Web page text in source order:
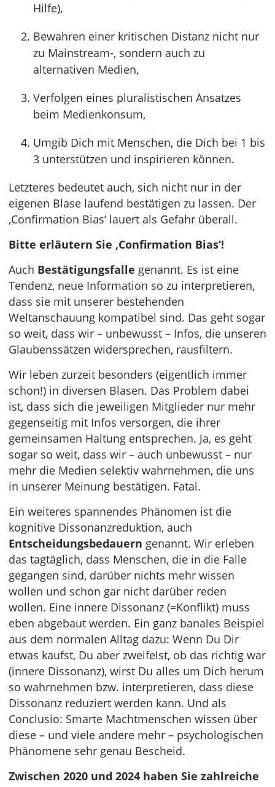
Hilfe),
Bewahren einer kritischen Distanz nicht nur
zu Mainstream-, sondern auch zu
alternativen Medien,
Verfolgen eines pluralistischen Ansatzes
beim Medienkonsum,
Umgib Dich mit Menschen, die Dich bei 1 bis
3 unterstützen und inspirieren können.
Letzteres bedeutet auch, sich nicht nur in der
eigenen Blase laufend bestätigen zu lassen. Der
‚Confirmation Bias‘ lauert als Gefahr überall.
Bitte erläutern Sie ‚Confirmation Bias‘!
Auch Bestätigungsfalle genannt. Es ist eine
Tendenz, neue Information so zu interpretieren,
dass sie mit unserer bestehenden
Weltanschauung kompatibel sind. Das geht sogar
so weit, dass wir – unbewusst – Infos, die unseren
Glaubenssätzen widersprechen, rausfiltern.
Wir leben zurzeit besonders (eigentlich immer
schon!) in diversen Blasen. Das Problem dabei
ist, dass sich die jeweiligen Mitglieder nur mehr
gegenseitig mit Infos versorgen, die ihrer
gemeinsamen Haltung entsprechen. Ja, es geht
sogar so weit, dass wir – auch unbewusst – nur
mehr die Medien selektiv wahrnehmen, die uns
in unserer Meinung bestätigen. Fatal.
Ein weiteres spannendes Phänomen ist die
kognitive Dissonanzreduktion, auch
Entscheidungsbedauern genannt. Wir erleben
das tagtäglich, dass Menschen, die in die Falle
gegangen sind, darüber nichts mehr wissen
wollen und schon gar nicht darüber reden
wollen. Eine innere Dissonanz (=Konflikt) muss
eben abgebaut werden. Ein ganz banales Beispiel
aus dem normalen Alltag dazu: Wenn Du Dir
etwas kaufst, Du aber zweifelst, ob das richtig war
(innere Dissonanz), wirst Du alles um Dich herum
so wahrnehmen bzw. interpretieren, dass diese
Dissonanz reduziert werden kann. Und als
Conclusio: Smarte Machtmenschen wissen über
diese – und viele andere mehr – psychologischen
Phänomene sehr genau Bescheid.
Zwischen 2020 und 2024 haben Sie zahlreiche